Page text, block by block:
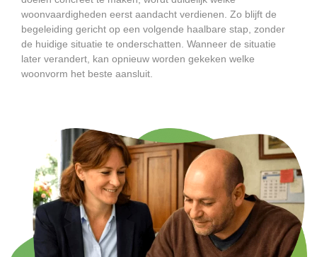
woonvaardigheden eerst aandacht verdienen. Zo blijft de
begeleiding gericht op een volgende haalbare stap, zonder
de huidige situatie te onderschatten. Wanneer de situatie
later verandert, kan opnieuw worden gekeken welke
woonvorm het beste aansluit.